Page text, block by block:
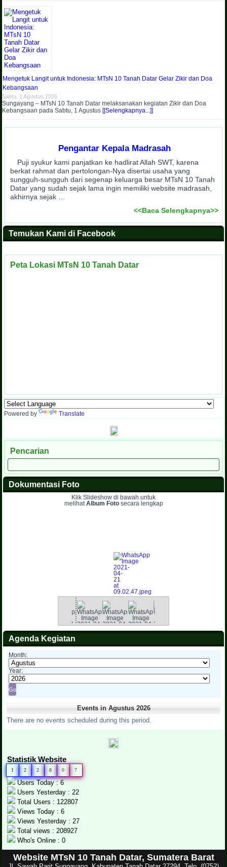
Mengetuk Langit untuk Indonesia: MTsN 10 Tanah Datar Gelar Zikir dan Doa
Kebangsaan
Sabtu, 1 Agustus 2026
Sungayang – MTsN 10 Tanah Datar melaksanakan kegiatan Zikir dan Doa
Kebangsaan pada Sabtu, 1 Agustus [[Selengkapnya...]]
Pengantar Kepala Madrasah
Puji syukur kami panjatkan ke hadlirat Allah SWT, karena
berkat rahmat dan pertolongan-Nya disertai usaha yang
sungguh-sungguh dari segenap keluarga besar MTsN 10 Tanah
Datar yang sudah sejak lama ingin memiliki website madrasah,
akhirnya sejak …
<<Baca Selengkapnya>>
Temukan Kami di Facebook
Peta Lokasi MTsN 10 Tanah Datar
Powered by Translate
Pencarian
Dokumentasi Foto
Klik Slideshow di bawah untuk
melihatAlbum Fotosecara lengkap
Agenda Kegiatan
Month:
Year:
Events in Agustus 2026
There are no events scheduled during this period.
Statistik Website
1 2 2 8 0 7
Users Today : 6
Users Yesterday : 22
Total Users : 122807
Views Today : 6
Views Yesterday : 27
Total views : 208927
Who's Online : 0
Website MTsN 10 Tanah Datar, Sumatera Barat